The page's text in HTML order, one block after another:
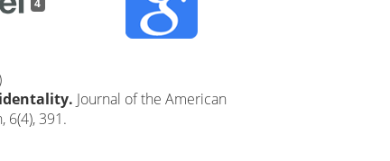
Journal of the American
6(4), 391.